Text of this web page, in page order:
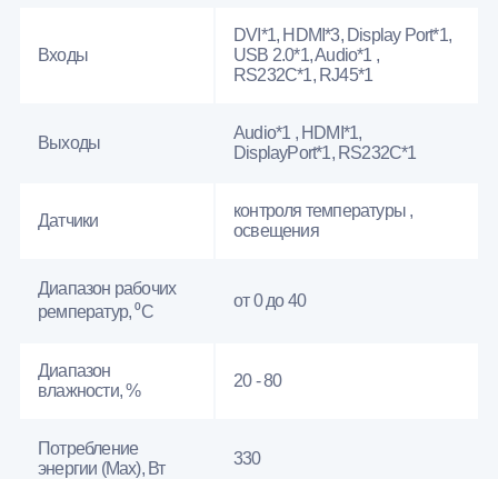
Входы
DVI*1, HDMI*3, Display Port*1,
USB 2.0*1, Audio*1 ,
RS232С*1, RJ45*1
Выходы
Audio*1 , HDMI*1,
DisplayPort*1, RS232С*1
Датчики
контроля температуры ,
освещения
Диапазон рабочих
ремператур, ⁰С
от 0 до 40
Диапазон
влажности, %
20 - 80
Потребление
энергии (Max), Вт
330